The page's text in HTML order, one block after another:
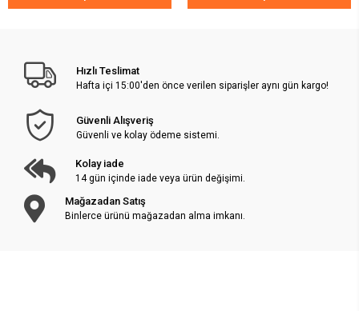
Hızlı Teslimat
Hafta içi 15:00'den önce verilen siparişler aynı gün kargo!
Güvenli Alışveriş
Güvenli ve kolay ödeme sistemi.
Kolay iade
14 gün içinde iade veya ürün değişimi.
Mağazadan Satış
Binlerce ürünü mağazadan alma imkanı.